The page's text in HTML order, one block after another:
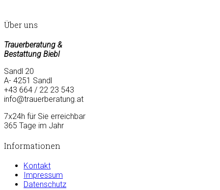
Über uns
Trauerberatung &
Bestattung Biebl
Sandl 20
A- 4251 Sandl
+43 664 / 22 23 543
info@trauerberatung.at
7x24h für Sie erreichbar
365 Tage im Jahr
Informationen
Kontakt
Impressum
Datenschutz